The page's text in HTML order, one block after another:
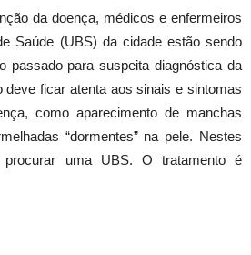
da doença, médicos e enfermeiros
Saúde (UBS) da cidade estão sendo
passado para suspeita diagnóstica da
deve ficar atenta aos sinais e sintomas
como aparecimento de manchas
“dormentes” na pele. Nestes
uma UBS. O tratamento é